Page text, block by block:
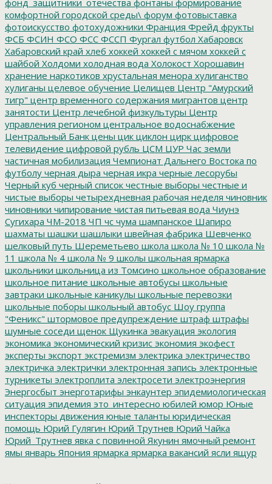
комфортной городской среды\ форум фотовыставка
фотоискусство фотохудожники Франция Фрейд фрукты
ФСБ ФСИН ФСО ФСС ФССП Фургал футбол Хабаровск
Хабаровский край хлеб хоккей хоккей с мячом хоккей с
шайбой Холдоми холодная вода Холокост Хорошавин
хранение наркотиков хрустальная менора хулиганство
хулиганы целевое обучение Целищев Центр "Амурский
тигр" центр временного содержания мигрантов центр
занятости Центр лечебной физкультуры Центр
управления регионом центральное водоснабжение
Центральный Банк цены цик циклон цирк цифровое
телевидение цифровой рубль ЦСМ ЦУР Час земли
частичная мобилизация Чемпионат Дальнего Востока по
футболу черная дыра черная икра черные лесорубы
Черный куб черный список честные выборы честные и
чистые выборы четырехдневная рабочая неделя чиновник
чиновники чипирование чистая питьевая вода Чиунэ
Сугихара ЧМ-2018 ЧП чс чума шампанское Шапиро
шахматы шашки шашлыки швейная фабрика Шевченко
шелковый путь Шереметьево школа школа № 10 школа №
11 школа № 4 школа № 9 школы школьная ярмарка
школьники школьница из Томсино школьное образование
школьное питание школьные автобусы школьные
завтраки школьные каникулы школьные перевозки
школьные поборы школьный автобус Шоу группа
"Феникс" штормовое предупреждение штраф штрафы
шумные соседи щенок Щукинка эвакуация экология
экономика экономический кризис экономия экофест
эксперты экспорт экстремизм электрика электричество
электричка электрички электронная запись электронные
турникеты электроплита электросети электроэнергия
Энергосбыт энерготарифы энкаунтер эпидемиологическая
ситуация эпидемия это_интересно юбилей юмор Юные
инспекторы движения юные таланты юридическая
помощь Юрий Гулягин Юрий Трутнев Юрий Чайка
Юрий_Трутнев явка с повинной Якунин ямочный ремонт
ямы январь Япония ярмарка ярмарка вакансий ясли ящур